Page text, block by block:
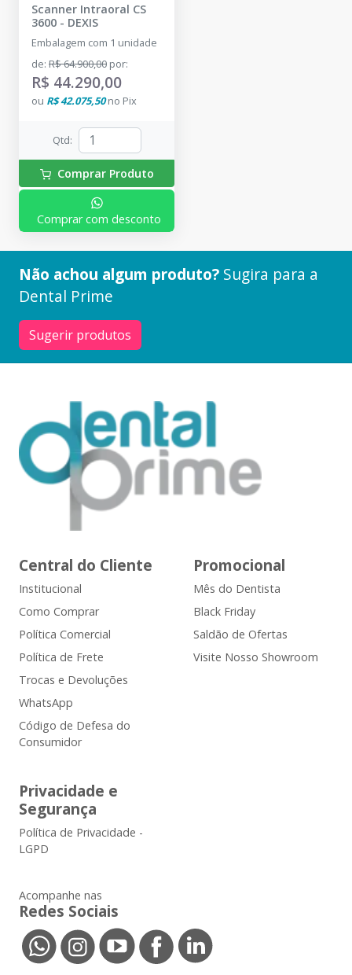
Scanner Intraoral CS
3600 - DEXIS
Embalagem com 1 unidade
de: R$ 64.900,00 por:
R$ 44.290,00
ou R$ 42.075,50no Pix
Qtd:
Comprar Produto
Comprar com desconto
Não achou algum produto? Sugira para a
Dental Prime
Sugerir produtos
Central do Cliente
Institucional
Como Comprar
Política Comercial
Política de Frete
Trocas e Devoluções
WhatsApp
Código de Defesa do
Consumidor
Promocional
Mês do Dentista
Black Friday
Saldão de Ofertas
Visite Nosso Showroom
Privacidade e
Segurança
Política de Privacidade -
LGPD
Acompanhe nas
Redes Sociais